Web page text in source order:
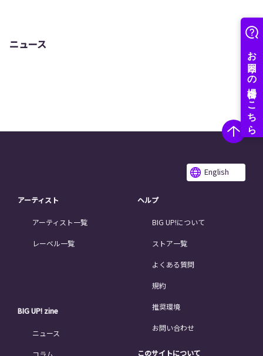
ニュース
English
アーティスト
アーティスト一覧
レーベル一覧
BIG UP! zine
ニュース
コラム
ヘルプ
BIG UP!について
ストア一覧
よくある質問
規約
推奨環境
お問い合わせ
このサイトについて